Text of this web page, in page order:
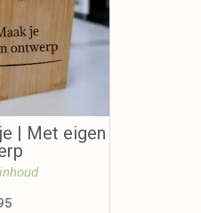
| Met eigen